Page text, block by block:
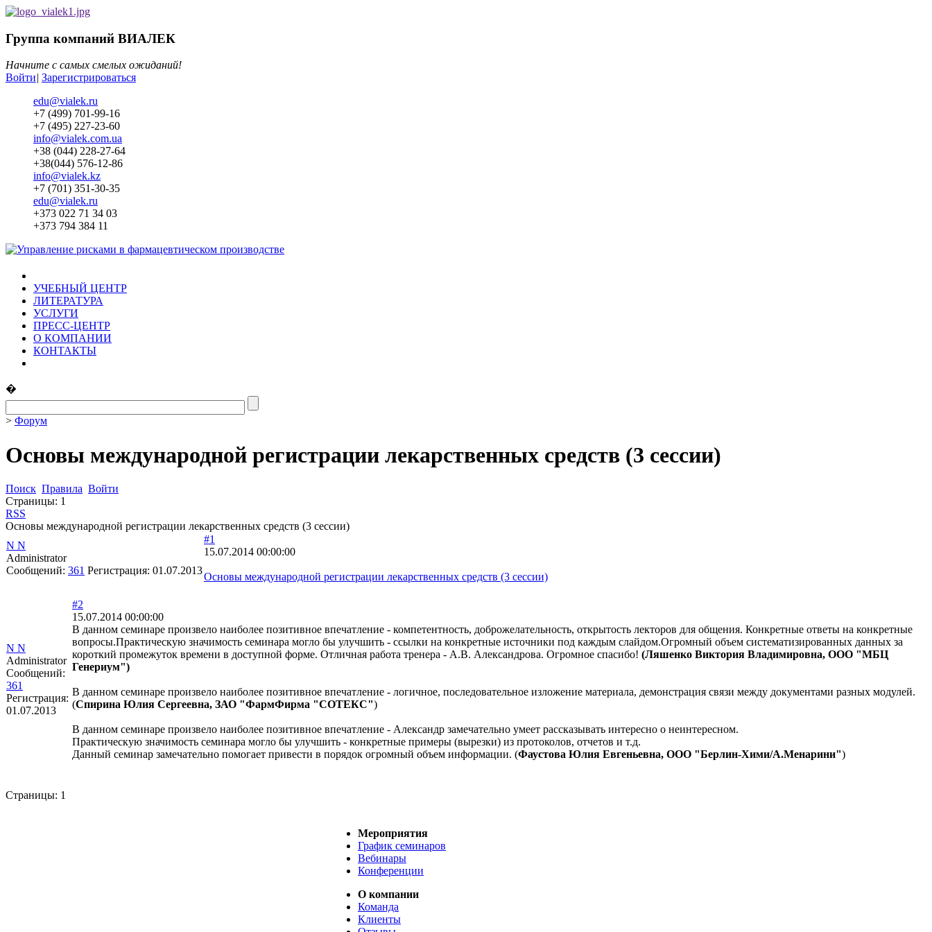
Группа компаний ВИАЛЕК
Начните с самых смелых ожиданий!
Войти| Зарегистрироваться
edu@vialek.ru
+7 (499) 701-99-16
+7 (495) 227-23-60
info@vialek.com.ua
+38 (044) 228-27-64
+38(044) 576-12-86
info@vialek.kz
+7 (701) 351-30-35
edu@vialek.ru
+373 022 71 34 03
+373 794 384 11
УЧЕБНЫЙ ЦЕНТР
ЛИТЕРАТУРА
УСЛУГИ
ПРЕСС-ЦЕНТР
О КОМПАНИИ
КОНТАКТЫ
�
> Форум
Основы международной регистрации лекарственных средств (3 сессии)
Поиск Правила Войти
Страницы: 1
RSS
Основы международной регистрации лекарственных средств (3 сессии)
N N
Administrator
Сообщений: 361 Регистрация: 01.07.2013
#1
15.07.2014 00:00:00
Основы международной регистрации лекарственных средств (3 сессии)
N N
Administrator
Сообщений:
361
Регистрация:
01.07.2013
#2
15.07.2014 00:00:00
В данном семинаре произвело наиболее позитивное впечатление - компетентность, доброжелательность, открытость лекторов для общения. Конкретные ответы на конкретные
вопросы.Практическую значимость семинара могло бы улучшить - ссылки на конкретные источники под каждым слайдом.Огромный объем систематизированных данных за
короткий промежуток времени в доступной форме. Отличная работа тренера - А.В. Александрова. Огромное спасибо! (Ляшенко Виктория Владимировна, ООО "МБЦ
Генериум")
В данном семинаре произвело наиболее позитивное впечатление - логичное, последовательное изложение материала, демонстрация связи между документами разных модулей.
(Спирина Юлия Сергеевна, ЗАО "ФармФирма "СОТЕКС")
В данном семинаре произвело наиболее позитивное впечатление - Александр замечательно умеет рассказывать интересно о неинтересном.
Практическую значимость семинара могло бы улучшить - конкретные примеры (вырезки) из протоколов, отчетов и т.д.
Данный семинар замечательно помогает привести в порядок огромный объем информации. (Фаустова Юлия Евгеньевна, ООО "Берлин-Хими/А.Менарини")
Страницы: 1
Мероприятия
График семинаров
Вебинары
Конференции
О компании
Команда
Клиенты